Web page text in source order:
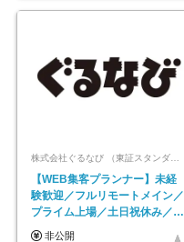
株式会社ぐるなび （東証スタンダード上場）
【WEB集客プランナー】未経
験歓迎／フルリモートメイン／
プライム上場／土日祝休み／東
京・大阪・名古屋
非公開